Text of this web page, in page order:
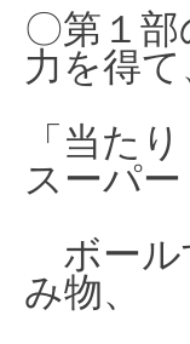
〇第１
力を得て
「当た
スーパー
ボール
み物、